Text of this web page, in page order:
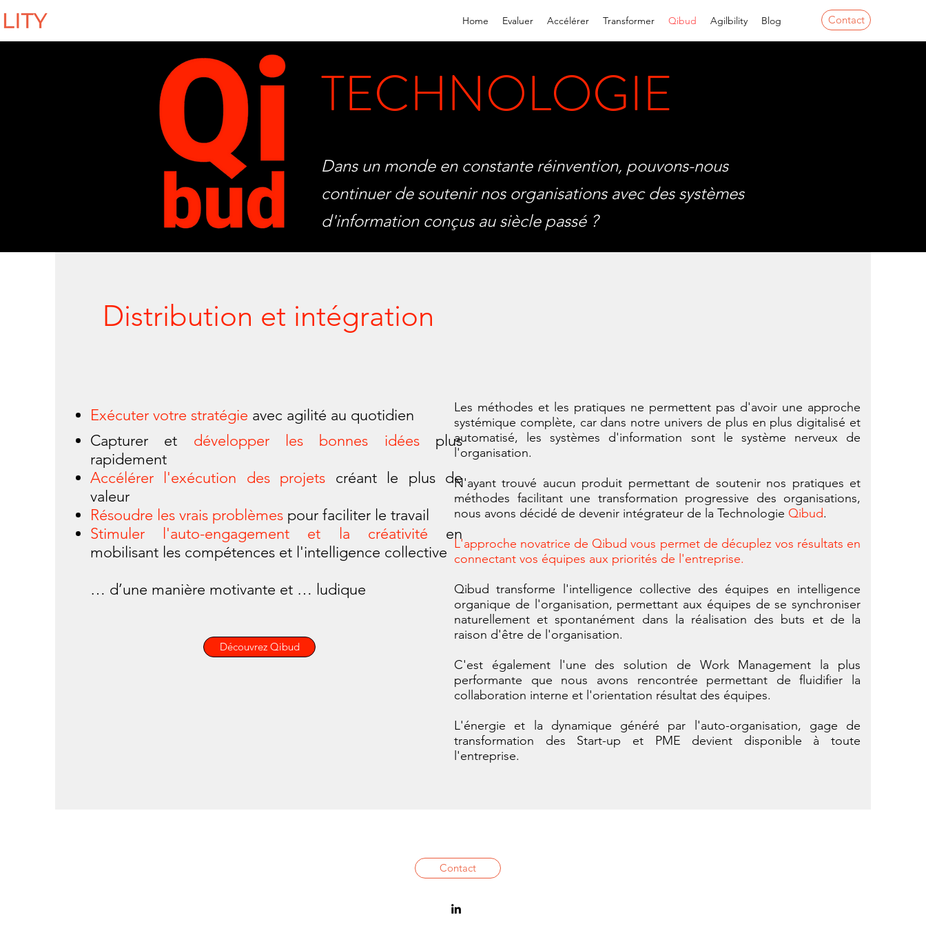
Home Evaluer Accélérer Transformer Qibud Agilbility Blog Contact
TECHNOLOGIE
Dans un monde en constante réinvention, pouvons-nous
continuer de soutenir nos organisations avec des systèmes
d'information conçus au siècle passé ?
Exécuter votre stratégie avec agilité au quotidien
Capturer et développer les bonnes idéesplus
rapidement
Accélérer l'exécution des projets créant le plus de
valeur
Résoudre les vrais problèmes pour faciliter le travail
Stimuler l'auto-engagement et la créativité en
mobilisant les compétences et l'intelligence collective
… d’une manière motivante et … ludique
Découvrez Qibud
Distribution et intégration
Les méthodes et les pratiques ne permettent pas d'avoir une approche
systémique complète, car dans notre univers de plus en plus digitalisé et
automatisé, les systèmes d'information sont le système nerveux de
l'organisation.
N'ayant trouvé aucun produit permettant de soutenir nos pratiques et
méthodes facilitant une transformation progressive des organisations,
nous avons décidé de devenir intégrateur de la Technologie Qibud.
L'approche novatrice de Qibud vous permet de décuplez vos résultats en
connectant vos équipes aux priorités de l'entreprise.
Qibud transforme l'intelligence collective des équipes en intelligence
organique de l'organisation, permettant aux équipes de se synchroniser
naturellement et spontanément dans la réalisation des buts et de la
raison d'être de l'organisation.
C'est également l'une des solution de Work Management la plus
performante que nous avons rencontrée permettant de fluidifier la
collaboration interne et l'orientation résultat des équipes.
L'énergie et la dynamique généré par l'auto-organisation, gage de
transformation des Start-up et PME devient disponible à toute
l'entreprise.
Contact